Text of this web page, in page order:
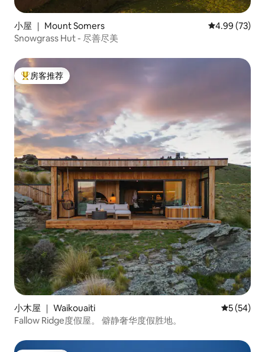
小屋 ｜ Mount Somers 平均评分
4.99 (73)
Snowgrass Hut - 尽善尽美
热门「房客推荐」
房客推荐
小木屋 ｜ Waikouaiti 平均评分
5 (54)
Fallow Ridge度假屋。 僻静奢华度假胜地。